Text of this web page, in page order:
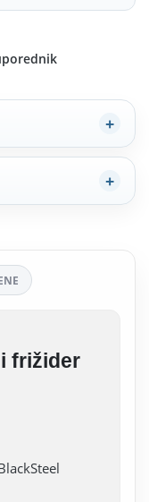
frižider